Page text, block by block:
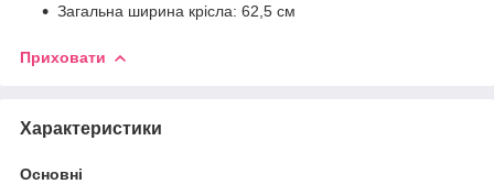
Загальна ширина крісла: 62,5 см
Приховати
Характеристики
Основні